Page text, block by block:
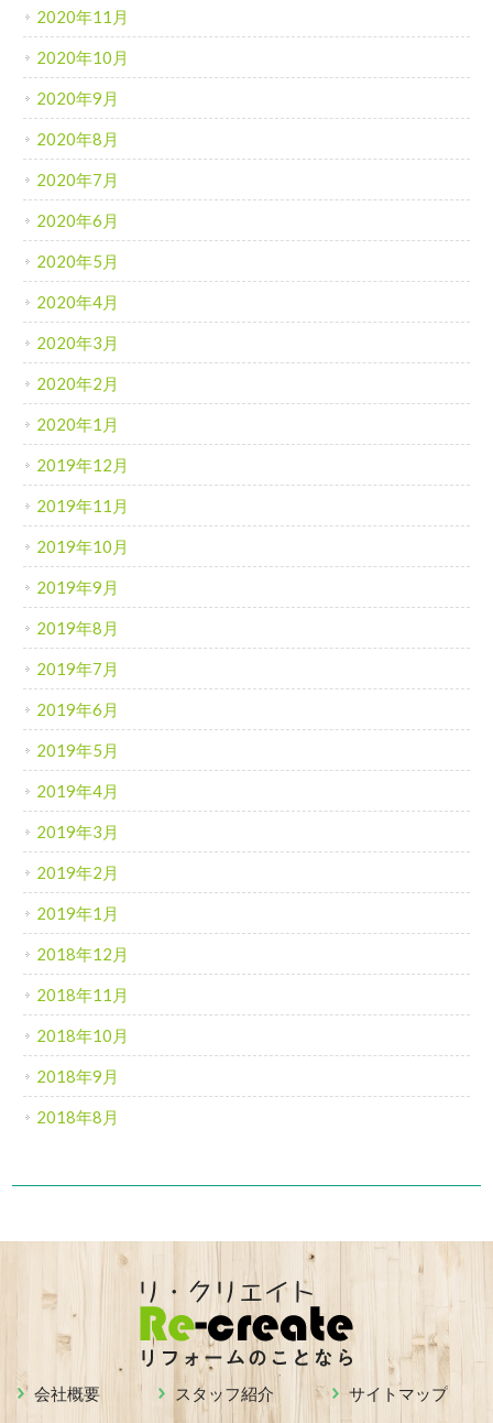
2020年11月
2020年10月
2020年9月
2020年8月
2020年7月
2020年6月
2020年5月
2020年4月
2020年3月
2020年2月
2020年1月
2019年12月
2019年11月
2019年10月
2019年9月
2019年8月
2019年7月
2019年6月
2019年5月
2019年4月
2019年3月
2019年2月
2019年1月
2018年12月
2018年11月
2018年10月
2018年9月
2018年8月
会社概要 スタッフ紹介
サイトマップ